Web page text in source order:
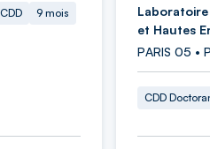
9 mois
et Hautes
PARIS 05 •
CDD